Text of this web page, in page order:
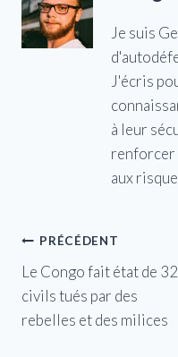
Je suis
J'écris
à leur
renforcer
aux
Navigation
de
l’article
PRÉCÉDENT
Le Congo fait état de 32
civils tués par des
rebelles et des milices